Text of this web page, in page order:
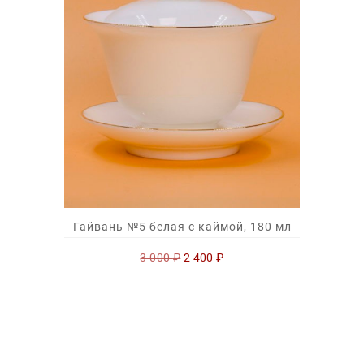
Гайвань №5 белая с каймой, 180 мл
3 000₽ Первоначальная
2 400₽Текущая